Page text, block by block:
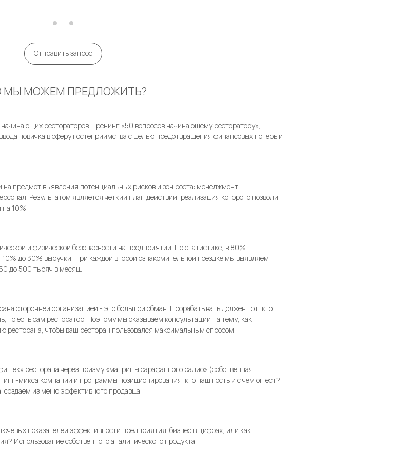
Отправить запрос
МЫ МОЖЕМ ПРЕДЛОЖИТЬ?
рестораторов. Тренинг «50 вопросов начинающему ресторатору»,
новичка в сферу гостеприимства с целью предотвращения финансовых потерь и
предмет выявления потенциальных рисков и зон роста: менеджмент,
Результатом является четкий план действий, реализация которого позволит
10%.
и физической безопасности на предприятии. По статистике, в 80%
10% до 30% выручки. При каждой второй ознакомительной поездке мы выявляем
до 500 тысяч в месяц.
сторонней организацией - это большой обман. Прорабатывать должен тот, кто
то есть сам ресторатор. Поэтому мы оказываем консультации на тему, как
ресторана, чтобы ваш ресторан пользовался максимальным спросом.
ресторана через призму «матрицы сарафанного радио» (собственная
микса компании и программы позиционирования: кто наш гость и с чем он ест?
из меню эффективного продавца.
показателей эффективности предприятия: бизнес в цифрах, или как
Использование собственного аналитического продукта.